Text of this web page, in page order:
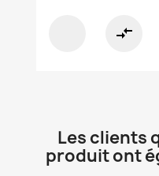
compare_arrows
Les clients
produit ont